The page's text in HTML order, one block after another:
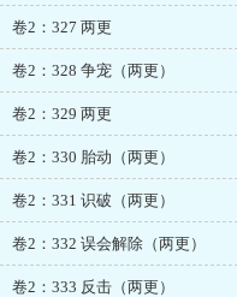
卷2：327 两更
卷2：328 争宠（两更）
卷2：329 两更
卷2：330 胎动（两更）
卷2：331 识破（两更）
卷2：332 误会解除（两更）
卷2：333 反击（两更）